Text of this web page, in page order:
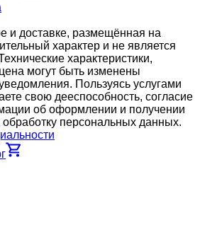
и доставке, размещённая на
характер и не является
характеристики,
могут быть изменены
Пользуясь услугами
свою дееспособность, согласие
об оформлении и получении
обработку персональных данных.